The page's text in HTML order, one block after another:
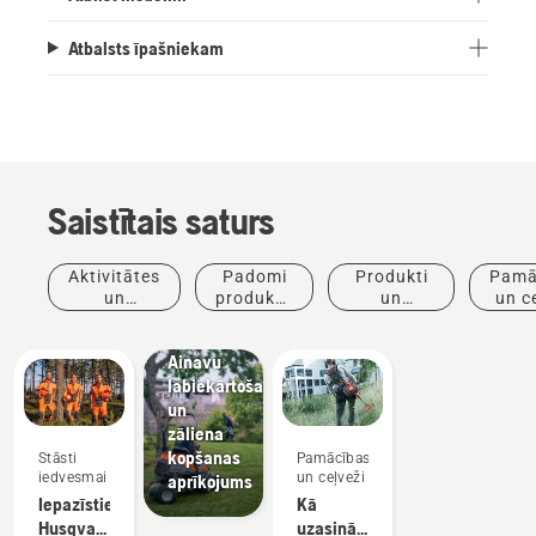
Atbalsts īpašniekam
Saistītais saturs
Aktivitātes
un
Padomi
produktu
Produkti
un
un
Stāsti
iedvesmai
Iepazīstiet
Husqvarna
Ainavu
Ainavu
labiekārtošanas
un
zāliena
kopšanas
aprīkojums
Pamācības
un ceļveži
Kā
uzasināt